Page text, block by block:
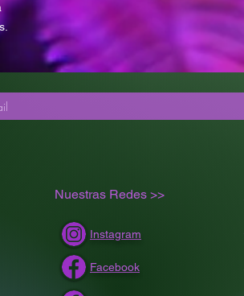
Nuestras Redes >>
Instagram
Facebook